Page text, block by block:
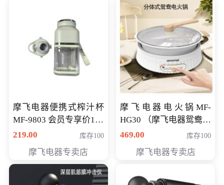
摩飞电器便携式榨汁杯
MF-9803 会员专享价138
元
219.00 库存100
摩飞电器专卖店
摩飞电器电火锅MF-
HG30 （摩飞电器鸳鸯锅
MF-HG30 ） 会员专享价
469.00 库存100
摩飞电器专卖店